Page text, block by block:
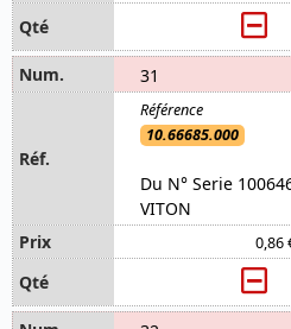
31
10.66685.000
Du N° Serie
VITON
0,86